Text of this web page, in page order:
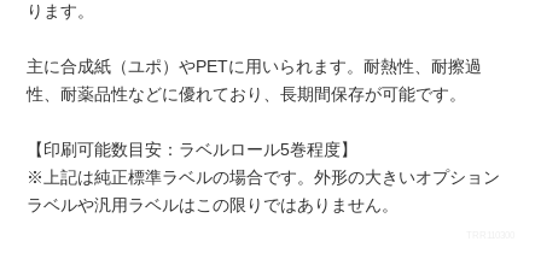
ります。
主に合成紙（ユポ）やPETに用いられます。耐熱性、耐擦過
性、耐薬品性などに優れており、長期間保存が可能です。
【印刷可能数目安：ラベルロール5巻程度】
※上記は純正標準ラベルの場合です。外形の大きいオプション
ラベルや汎用ラベルはこの限りではありません。